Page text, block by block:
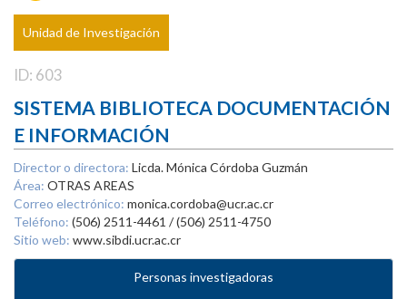
Unidad de Investigación
ID: 603
SISTEMA BIBLIOTECA DOCUMENTACIÓN
E INFORMACIÓN
Director o directora: Licda. Mónica Córdoba Guzmán
Área: OTRAS AREAS
Correo electrónico: monica.cordoba@ucr.ac.cr
Teléfono: (506) 2511-4461 / (506) 2511-4750
Sitio web: www.sibdi.ucr.ac.cr
Personas investigadoras